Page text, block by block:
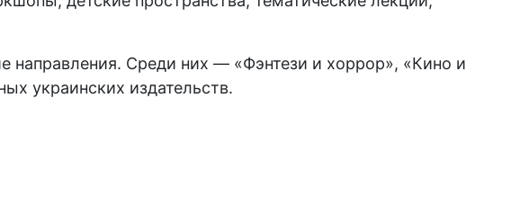
направления. Среди них — «Фэнтези и хоррор», «Кино и
украинских издательств.